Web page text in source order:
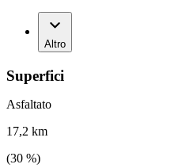
Altro
Superfici
Asfaltato
17,2 km
(30 %)